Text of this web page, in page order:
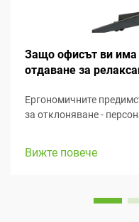
Защо офисът ви има
отдаване за
Ергономичните
за отклоняване -
на гръбнака, което
Вижте повече